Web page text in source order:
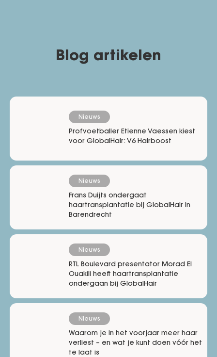
Blog artikelen
Nieuws
Profvoetballer Etienne Vaessen kiest
voor GlobalHair: V6 Hairboost
Nieuws
Frans Duijts ondergaat
haartransplantatie bij GlobalHair in
Barendrecht
Nieuws
RTL Boulevard presentator Morad El
Ouakili heeft haartransplantatie
ondergaan bij GlobalHair
Nieuws
Waarom je in het voorjaar meer haar
verliest – en wat je kunt doen vóór het
te laat is